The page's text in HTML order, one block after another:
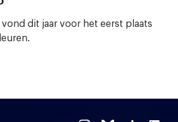
dit jaar voor het eerst plaats